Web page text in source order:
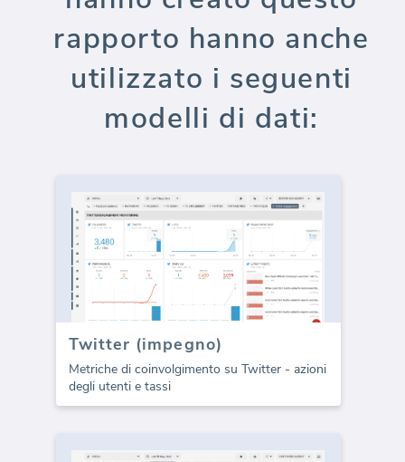
rapporto hanno anche
utilizzato i seguenti
modelli di dati:
Twitter (impegno)
Metriche di coinvolgimento su Twitter - azioni
degli utenti e tassi